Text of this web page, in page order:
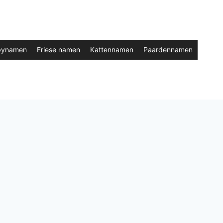
Friese namen Kattennamen Paardennamen